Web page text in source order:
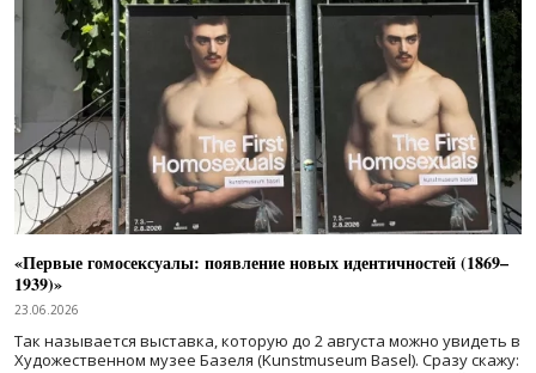
«Первые гомосексуалы: появление новых идентичностей (1869–
1939)»
23.06.2026
Так называется выставка, которую до 2 августа можно увидеть в
Художественном музее Базеля (Kunstmuseum Basel). Сразу скажу: